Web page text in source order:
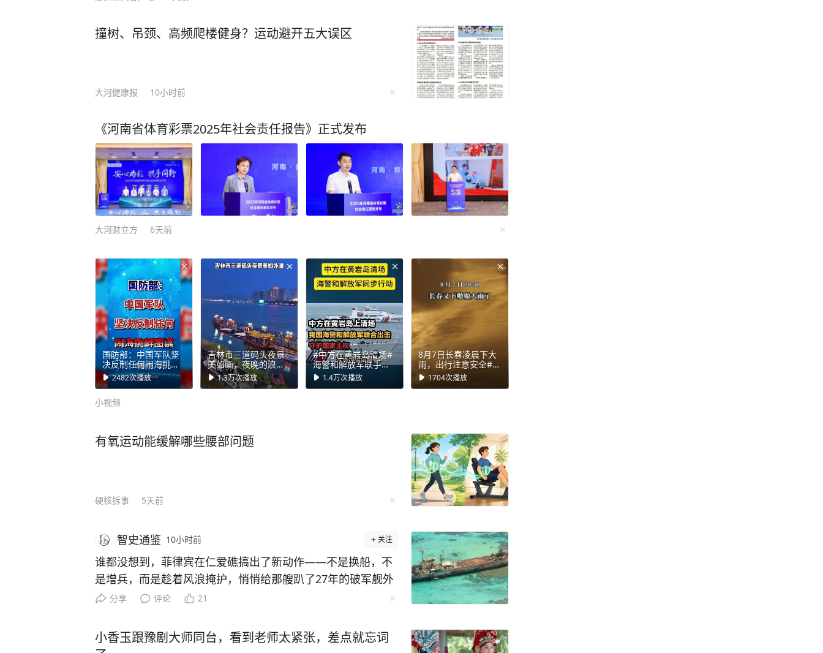
撞树、吊颈、高频爬楼健身？运动避开五大误区
大河健康报 10小时前
《河南省体育彩票2025年社会责任报告》正式发布
大河财立方 6天前
国防部：中国军队坚
决反制任何闹海挑衅
图谋！8月7日下午，
国防部新闻发言人陈
题发布消息
2482次播放
吉林市三道码头夜景
美如画，夜晚的浪漫
之旅1.3万次播放
#中方在黄岩岛清场#
海警和解放军联手出
击，守护国家主权！
1.4万次播放
8月7日长春凌晨下大
雨，出行注意安全#长
春#暴雨
1704次播放
小视频
有氧运动能缓解哪些腰部问题
硬核拆事 5天前
智史通鉴 10小时前 关注
谁都没想到，菲律宾在仁爱礁搞出了新动作——不是换船，不
是增兵，而是趁着风浪掩护，悄悄给那艘趴了27年的破军舰外
面拉上崭新粗缆绳、打下固定桩、围上隔离浮标。 这一幕被
台风过后的海面乱流作掩护，绕着坐滩的“马德雷山”号来回穿
梭。 施工人员戴着安全帽，在礁盘上砸下钢钎固定桩，手腕
分享 评论 21
小香玉跟豫剧大师同台，看到老师太紧张，差点就忘词